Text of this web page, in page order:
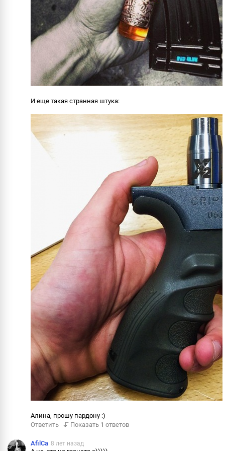
И еще такая странная штука:
Алина, прошу пардону :)
Ответить
Показать 1 ответов
AfilCa 8 лет назад